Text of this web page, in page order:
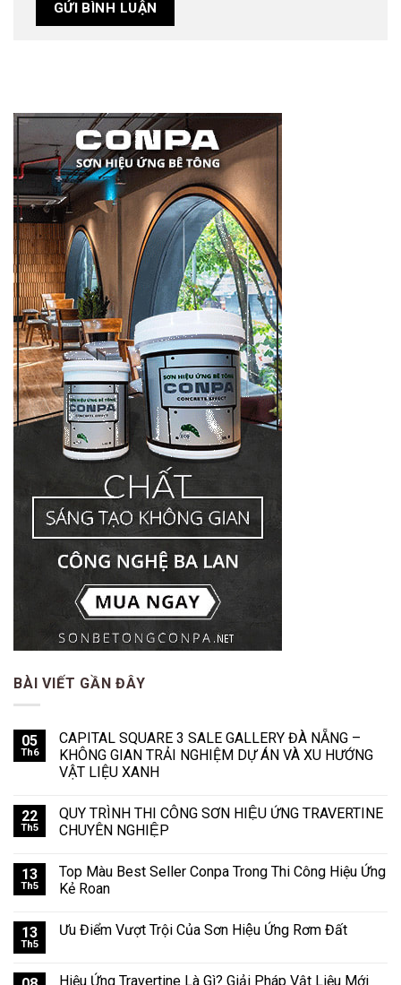
BÀI VIẾT GẦN ĐÂY
05
Th6
CAPITAL SQUARE 3 SALE GALLERY ĐÀ NẴNG –
KHÔNG GIAN TRẢI NGHIỆM DỰ ÁN VÀ XU HƯỚNG
VẬT LIỆU XANH
22
Th5
QUY TRÌNH THI CÔNG SƠN HIỆU ỨNG TRAVERTINE
CHUYÊN NGHIỆP
13
Th5
Top Màu Best Seller Conpa Trong Thi Công Hiệu Ứng
Kẻ Roan
13
Th5
Ưu Điểm Vượt Trội Của Sơn Hiệu Ứng Rơm Đất
Hiệu Ứng Travertine Là Gì? Giải Pháp Vật Liệu Mới